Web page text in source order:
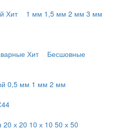
Хит 1 мм 1,5 мм 2 мм 3 мм
Хит
Бесшовные
0,5 мм 1 мм 2 мм
20 х 20 10 х 10 50 х 50